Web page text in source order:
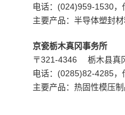
电话：(024)959-1530
主要产品：半导体塑封
京瓷栃木真冈事务所
〒321-4346 栃木县真
电话：(0285)82-4285
主要产品：热固性模压制